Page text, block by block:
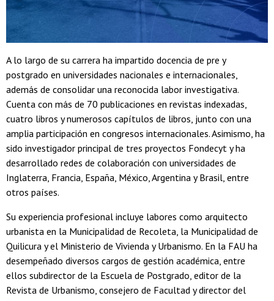
A lo largo de su carrera ha impartido docencia de pre y
postgrado en universidades nacionales e internacionales,
además de consolidar una reconocida labor investigativa.
Cuenta con más de 70 publicaciones en revistas indexadas,
cuatro libros y numerosos capítulos de libros, junto con una
amplia participación en congresos internacionales. Asimismo, ha
sido investigador principal de tres proyectos Fondecyt y ha
desarrollado redes de colaboración con universidades de
Inglaterra, Francia, España, México, Argentina y Brasil, entre
otros países.
Su experiencia profesional incluye labores como arquitecto
urbanista en la Municipalidad de Recoleta, la Municipalidad de
Quilicura y el Ministerio de Vivienda y Urbanismo. En la FAU ha
desempeñado diversos cargos de gestión académica, entre
ellos subdirector de la Escuela de Postgrado, editor de la
Revista de Urbanismo, consejero de Facultad y director del